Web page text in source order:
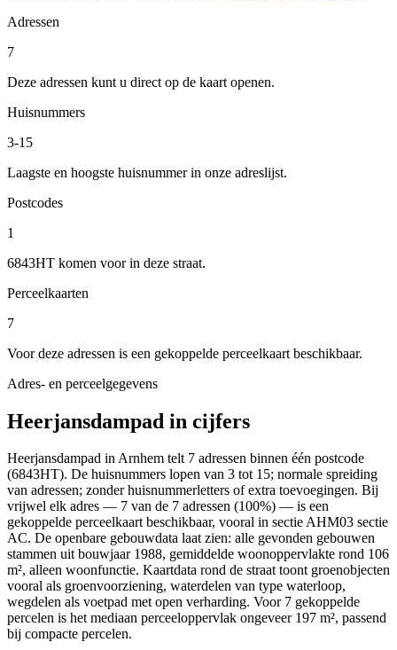
Adressen
7
Deze adressen kunt u direct op de kaart openen.
Huisnummers
3-15
Laagste en hoogste huisnummer in onze adreslijst.
Postcodes
1
6843HT komen voor in deze straat.
Perceelkaarten
7
Voor deze adressen is een gekoppelde perceelkaart beschikbaar.
Adres- en perceelgegevens
Heerjansdampad in cijfers
Heerjansdampad in Arnhem telt 7 adressen binnen één postcode
(6843HT). De huisnummers lopen van 3 tot 15; normale spreiding
van adressen; zonder huisnummerletters of extra toevoegingen. Bij
vrijwel elk adres — 7 van de 7 adressen (100%) — is een
gekoppelde perceelkaart beschikbaar, vooral in sectie AHM03 sectie
AC. De openbare gebouwdata laat zien: alle gevonden gebouwen
stammen uit bouwjaar 1988, gemiddelde woonoppervlakte rond 106
m², alleen woonfunctie. Kaartdata rond de straat toont groenobjecten
vooral als groenvoorziening, waterdelen van type waterloop,
wegdelen als voetpad met open verharding. Voor 7 gekoppelde
percelen is het mediaan perceeloppervlak ongeveer 197 m², passend
bij compacte percelen.